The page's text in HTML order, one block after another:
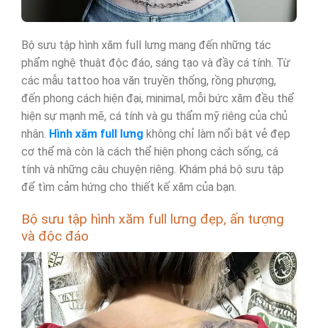
Bộ sưu tập hình xăm full lưng mang đến những tác
phẩm nghệ thuật độc đáo, sáng tạo và đầy cá tính. Từ
các mẫu tattoo hoa văn truyền thống, rồng phượng,
đến phong cách hiện đại, minimal, mỗi bức xăm đều thể
hiện sự mạnh mẽ, cá tính và gu thẩm mỹ riêng của chủ
nhân. Hình xăm full lưng không chỉ làm nổi bật vẻ đẹp
cơ thể mà còn là cách thể hiện phong cách sống, cá
tính và những câu chuyện riêng. Khám phá bộ sưu tập
để tìm cảm hứng cho thiết kế xăm của bạn.
Bộ sưu tập hình xăm full lưng đẹp, ấn tượng
và độc đáo